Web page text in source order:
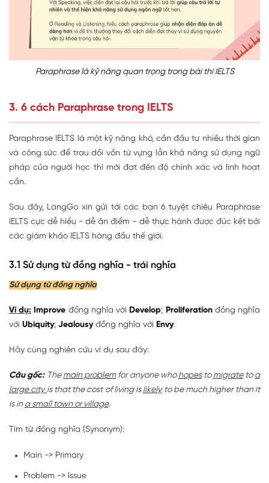
Paraphrase là kỹ năng quan trọng trong bài thi IELTS
3. 6 cách Paraphrase trong IELTS
Paraphrase IELTS là một kỹ năng khó, cần đầu tư nhiều thời gian
và công sức để trau dồi vốn từ vựng lẫn khả năng sử dụng ngữ
pháp của người học thì mới đạt đến độ chính xác và linh hoạt
cần.
Sau đây, LangGo xin gửi tới các bạn 6 tuyệt chiêu Paraphrase
IELTS cực dễ hiểu - dễ ăn điểm - dễ thực hành được đúc kết bởi
các giám khảo IELTS hàng đầu thế giới.
3.1 Sử dụng từ đồng nghĩa - trái nghĩa
Sử dụng từ đồng nghĩa
Ví dụ: Improve đồng nghĩa với Develop; Proliferationđồng nghĩa
với Ubiquity; Jealousy đồng nghĩa với Envy.
Hãy cùng nghiên cứu ví dụ sau đây:
Câu gốc: The main problemfor anyone who hopesto migrateto a
large city is that the cost of living is likelyto be much higher than it
is in a small town or village.
Tìm từ đồng nghĩa (Synonym):
Main -> Primary
Problem -> Issue